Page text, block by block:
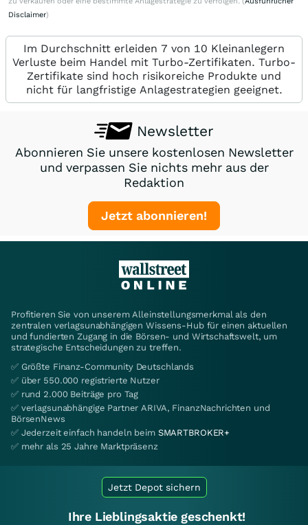
Disclaimer)
Im Durchschnitt erleiden 7 von 10 Kleinanlegern
Verluste beim Handel mit Turbo-Zertifikaten. Turbo-
Zertifikate sind hoch risikoreiche Produkte und
nicht für langfristige Anlagestrategien geeignet.
Newsletter
Abonnieren Sie unsere kostenlosen Newsletter
und verpassen Sie nichts mehr aus der
Redaktion
Jetzt abonnieren!
Profitieren Sie von unserem Alleinstellungsmerkmal als den
zentralen verlagsunabhängigen Wissens-Hub für einen aktuellen
und fundierten Zugang in die Börsen- und Wirtschaftswelt, um
strategische Entscheidungen zu treffen.
✅ Größte Finanz-Community Deutschlands
✅ über 550.000 registrierte Nutzer
✅ rund 2.000 Beiträge pro Tag
✅ verlagsunabhängige Partner ARIVA, FinanzNachrichten und
BörsenNews
✅ Jederzeit einfach handeln beim SMARTBROKER+
✅ mehr als 25 Jahre Marktpräsenz
Jetzt Depot sichern
Ihre Lieblingsaktie geschenkt!